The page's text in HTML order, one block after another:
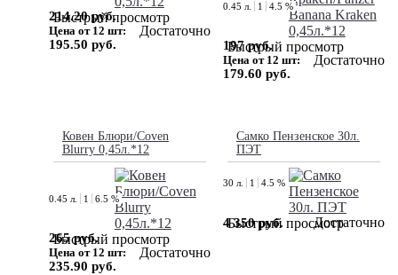
Быстрый просмотр
214.20 руб.
Цена от 12 шт:
195.50 руб.
Достаточно
Быстрый просмотр
0.45 л. 1 4.5 %
197 руб.
Цена от 12 шт:
179.60 руб.
Достаточно
Ковен Блюри/Coven
Blurry 0,45л.*12
Быстрый просмотр
0.45 л. 1 6.5 %
265 руб.
Цена от 12 шт:
235.90 руб.
Достаточно
Самко Пензенское 30л.
ПЭТ
Быстрый просмотр
30 л. 1 4.5 %
4 350 руб. Достаточно